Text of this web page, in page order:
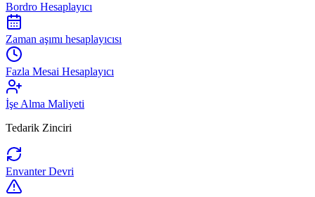
Bordro Hesaplayıcı
Zaman aşımı hesaplayıcısı
Fazla Mesai Hesaplayıcı
İşe Alma Maliyeti
Tedarik Zinciri
Envanter Devri